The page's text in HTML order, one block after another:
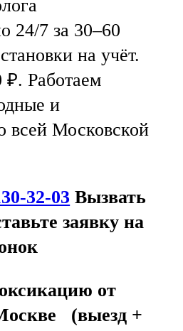
24/7 за 30–60
на учёт.
Работаем
и
всей Московской
32-03 Вызвать
заявку на
от
(выезд +